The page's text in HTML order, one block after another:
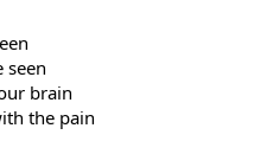
seen
brain
the pain